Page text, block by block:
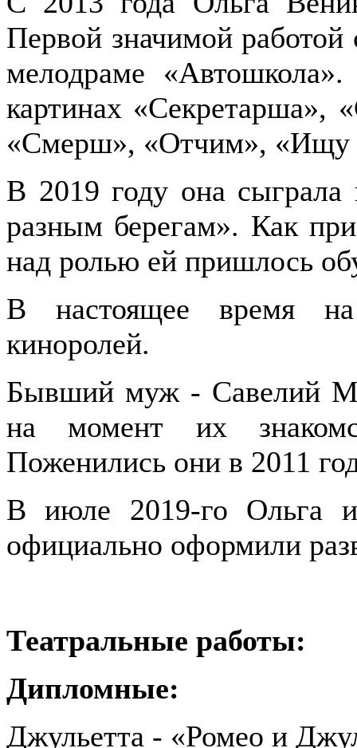
Первой значимой
мелодраме
картинах «Секретарша»,
«Смерш», «Отчим», «Ищу
В 2019 году она
разным берегам». Как
над ролью ей пришлось
В настоящее время
киноролей.
Бывший муж - Савелий
на момент их
Поженились они в 2011
В июле 2019-го Ольга и
официально оформили
Театральные работы:
Дипломные:
Джульетта - «Ромео и